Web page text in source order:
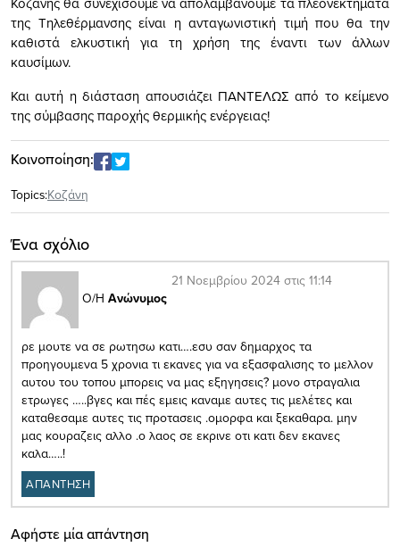
της Τηλεθέρμανσης είναι η ανταγωνιστική τιμή που θα την
καθιστά ελκυστική για τη χρήση της έναντι των άλλων
καυσίμων.
Και αυτή η διάσταση απουσιάζει ΠΑΝΤΕΛΩΣ από το κείμενο
της σύμβασης παροχής θερμικής ενέργειας!
Κοινοποίηση:
Topics:Κοζάνη
Ένα σχόλιο
Ο/Η Ανώνυμος
21 Νοεμβρίου 2024 στις 11:14
ρε μουτε να σε ρωτησω κατι….εσυ σαν δημαρχος τα
προηγουμενα 5 χρονια τι εκανες για να εξασφαλισης το μελλον
αυτου του τοπου μπορεις να μας εξηγησεις? μονο στραγαλια
ετρωγες …..βγες και πές εμεις καναμε αυτες τις μελέτες και
καταθεσαμε αυτες τις προτασεις .ομορφα και ξεκαθαρα. μην
μας κουραζεις αλλο .ο λαος σε εκρινε οτι κατι δεν εκανες
καλα…..!
ΑΠΑΝΤΗΣΗ
Αφήστε μία απάντηση